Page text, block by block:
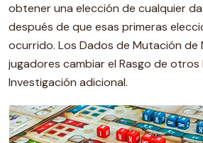
obtener una elección de cualquier
después de que esas primeras
ocurrido. Los Dados de Mutación de
jugadores cambiar el Rasgo de
Investigación adicional.